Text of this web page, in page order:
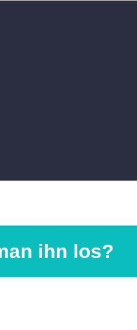
ihn los?